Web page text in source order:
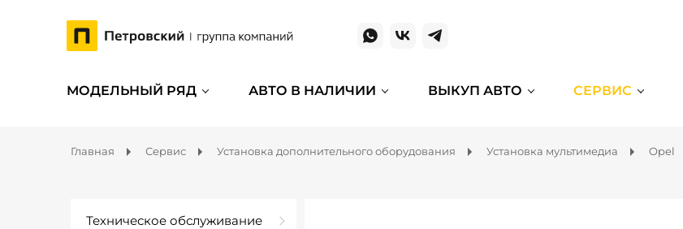
МОДЕЛЬНЫЙ РЯД АВТО В НАЛИЧИИ ВЫКУП АВТО СЕРВИС
Главная Сервис Установка дополнительного оборудования Установка мультимедиа Opel
Техническое обслуживание